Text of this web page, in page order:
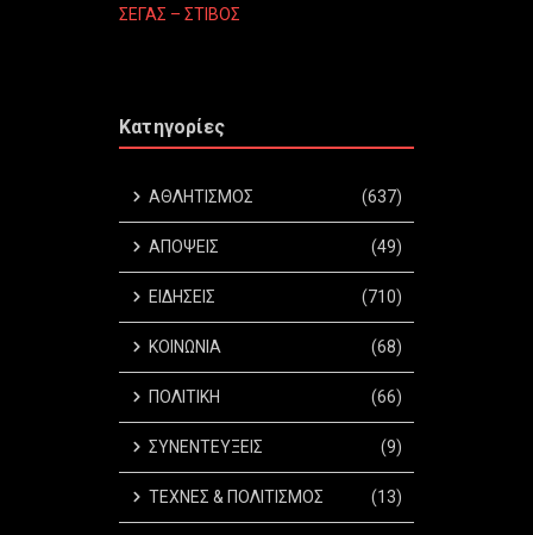
ΣΕΓΑΣ – ΣΤΙΒΟΣ
Κατηγορίες
ΑΘΛΗΤΙΣΜΟΣ (637)
ΑΠΟΨΕΙΣ (49)
ΕΙΔΗΣΕΙΣ (710)
ΚΟΙΝΩΝΙΑ (68)
ΠΟΛΙΤΙΚΗ (66)
ΣΥΝΕΝΤΕΥΞΕΙΣ (9)
ΤΕΧΝΕΣ & ΠΟΛΙΤΙΣΜΟΣ (13)